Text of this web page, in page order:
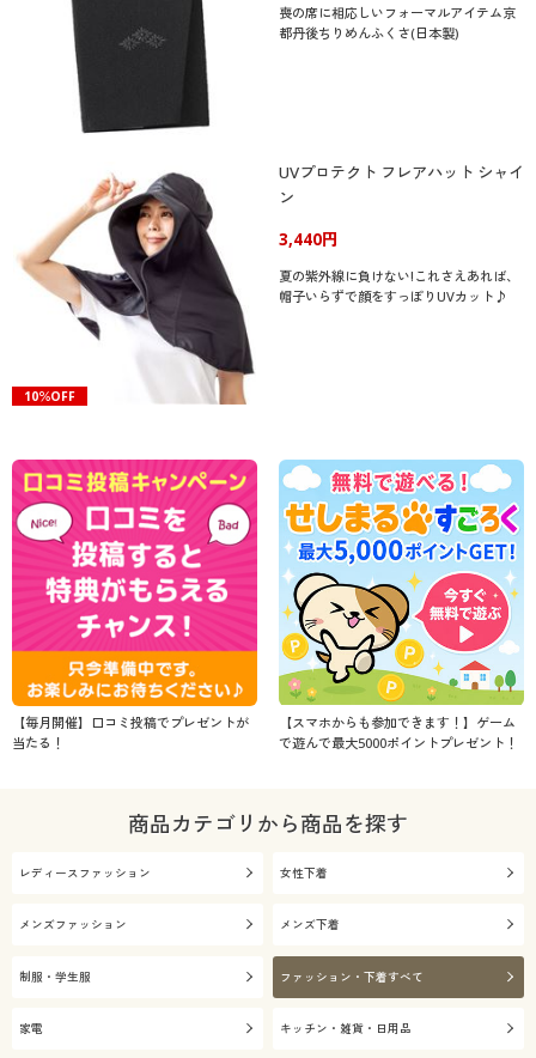
喪の席に相応しいフォーマルアイテム京
都丹後ちりめんふくさ(日本製)
10％OFF
UVプロテクト フレアハット シャイ
ン
3,440円
夏の紫外線に負けない!これさえあれば、
帽子いらずで顔をすっぽりUVカット♪
【毎月開催】口コミ投稿でプレゼントが
当たる！
【スマホからも参加できます！】ゲーム
で遊んで最大5000ポイントプレゼント！
商品カテゴリから商品を探す
レディースファッション 女性下着
メンズファッション メンズ下着
制服・学生服 ファッション・下着すべて
家電 キッチン・雑貨・日用品